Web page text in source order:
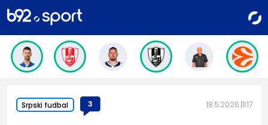
Srpski fudbal 3 18.5.2026. 11:17